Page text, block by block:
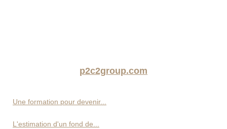
p2c2group.com
Une formation pour devenir...
L'estimation d'un fond de...